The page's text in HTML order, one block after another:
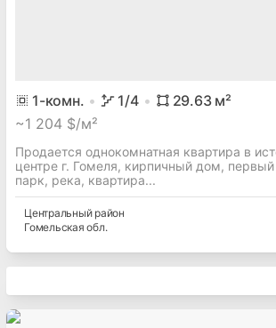
1-комн. 1/4 29.63м²
~1 204 $/м²
Продается однокомнатная квартира в
центре г. Гомеля, кирпичный дом,
парк, река, квартира...
Центральныйрайон
Гомельская обл.